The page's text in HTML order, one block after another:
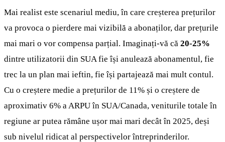
Mai realist este scenariul mediu, în care creșterea prețurilor
va provoca o pierdere mai vizibilă a abonaților, dar prețurile
mai mari o vor compensa parțial. Imaginați-vă că 20-25%
dintre utilizatorii din SUA fie își anulează abonamentul, fie
trec la un plan mai ieftin, fie își partajează mai mult contul.
Cu o creștere medie a prețurilor de 11% și o creștere de
aproximativ 6% a ARPU în SUA/Canada, veniturile totale în
regiune ar putea rămâne ușor mai mari decât în 2025, deși
sub nivelul ridicat al perspectivelor întreprinderilor.